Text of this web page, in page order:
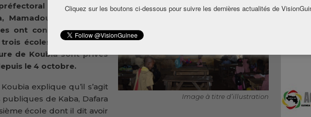
Image à titre d’illustration
de l’éducation
Mamadou Ecole Diallo,
ont constaté que des
écoles primaires de
de Koubia sont privés
le 4 octobre.
explique qu’il s’agit
publiques de Kaba, Dafara
école dont il dit avoir
Cliquez sur les boutons ci-dessous pour suivre les dernières actualités de